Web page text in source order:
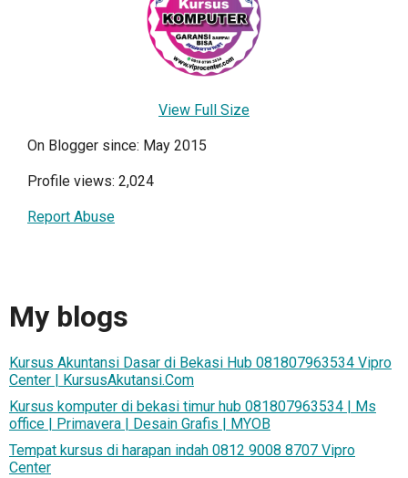
View Full Size
On Blogger since: May 2015
Profile views: 2,024
Report Abuse
My blogs
Kursus Akuntansi Dasar di Bekasi Hub 081807963534 Vipro
Center | KursusAkutansi.Com
Kursus komputer di bekasi timur hub 081807963534 | Ms
office | Primavera | Desain Grafis | MYOB
Tempat kursus di harapan indah 0812 9008 8707 Vipro
Center